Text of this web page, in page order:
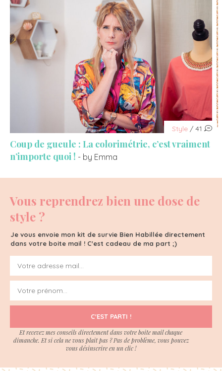
Style / 41
Coup de gueule : La colorimétrie, c’est vraiment
n’importe quoi ! - by Emma
Vous reprendrez bien une dose de
style ?
Je vous envoie mon kit de survie Bien Habillée directement
dans votre boite mail ! C'est cadeau de ma part ;)
C'EST PARTI !
Et recevez mes conseils directement dans votre boite mail chaque
dimanche. Et si cela ne vous plait pas ? Pas de problème, vous pouvez
vous désinscrire en un clic !